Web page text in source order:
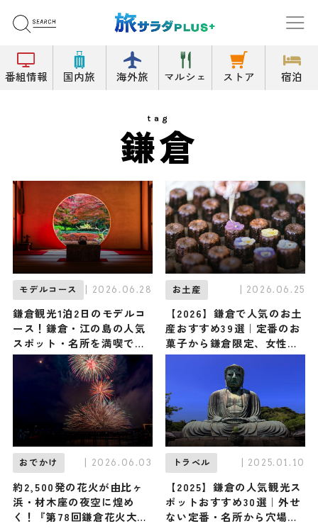
番組情報 国内旅 海外旅 マルシェ ストア 宿泊
tag
鎌倉
モデルコース | 2026.06.28
鎌倉観光1泊2日のモデルコ
ース！鎌倉・江の島の人気
スポット・名所を満喫でき
る王道プランを紹介
お土産 | 2026.06.25
【2026】鎌倉で人気のお土
産おすすめ39選｜定番のお
菓子から鎌倉限定、女性向
け、かわいい雑貨まで幅広
おでかけ | 2026.06.03
約2,500発の花火が由比ヶ
浜・材木座の夜空に煌め
く！『第78回鎌倉花火大
トラベル | 2025.01.10
【2025】鎌倉の人気観光ス
ポットおすすめ30選｜外せ
ない定番・名所から穴場ま